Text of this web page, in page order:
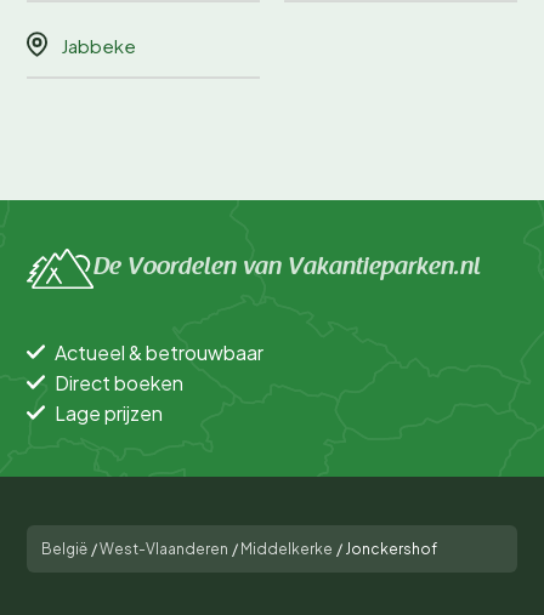
Jabbeke
De Voordelen van Vakantieparken.nl
Actueel & betrouwbaar
Direct boeken
Lage prijzen
België /West-Vlaanderen / Middelkerke / Jonckershof